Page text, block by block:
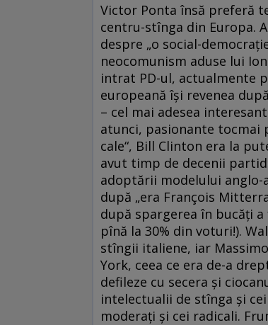
Victor Ponta însă preferă
centru-stînga din Europa.
despre „o social-
neocomunism aduse lui
intrat PD-ul, actualmente
europeană îşi revenea
– cel mai adesea
atunci, pasionante tocmai
cale“, Bill Clinton era la
avut timp de decenii
adoptării modelului anglo-
după „era François
după spargerea în bucăţi
pînă la 30% din voturi!).
stîngii italiene, iar
York, ceea ce era de-a
defileze cu secera şi
intelectualii de stînga şi
moderaţi şi cei radicali.